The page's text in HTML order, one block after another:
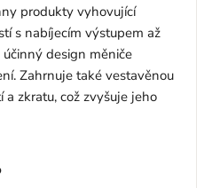
produkty vyhovující
s nabíjecím výstupem až
design měniče
Zahrnuje také vestavěnou
zkratu, což zvyšuje jeho